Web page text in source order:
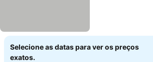
Selecione as datas para ver os preços
exatos.